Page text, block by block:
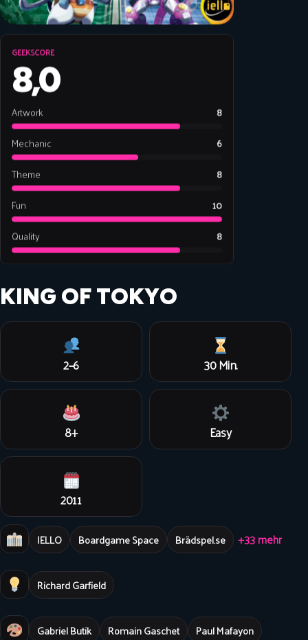
GEEKSCORE
8,0
Artwork
8
Mechanic
6
Theme
8
Fun
10
Quality
8
KING OF TOKYO
2–6 30 Min.
8+ Easy
2011
IELLO Boardgame Space Brädspel.se +33 mehr
Richard Garfield
Gabriel Butik Romain Gaschet Paul Mafayon